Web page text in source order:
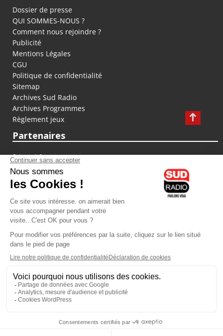
Dossier de presse
QUI SOMMES-NOUS ?
Comment nous rejoindre ?
Publicité
Mentions Légales
CGU
Politique de confidentialité
Sitemap
Archives Sud Radio
Archives Programmes
Règlement jeux
Partenaires
fiducial.fr
lyoncapitale.fr
olympique-et-lyonnais.com
L'application Iphone / Android
Téléchargez l'application
Les cookies
Gestion des cookies
Crédit photos : ©Sud Radio / Pierre Olivier
10H00
10H00 - 12H00